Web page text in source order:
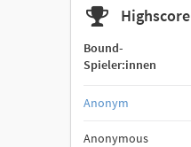
Highscore
Bound-
Spieler:innen
Anonym
Anonymous